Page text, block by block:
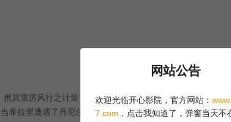
雷厉风行之计策，抵达了这座经济困顿的小镇：她意欲收
希拉里遭遇了丹尼尔·波特（麦克拉伦）——本地牧师，这
网站公告
欢迎光临开心影院，官方网站：
7.com ，点击我知道了，弹窗当天不